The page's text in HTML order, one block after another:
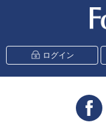
ログイン